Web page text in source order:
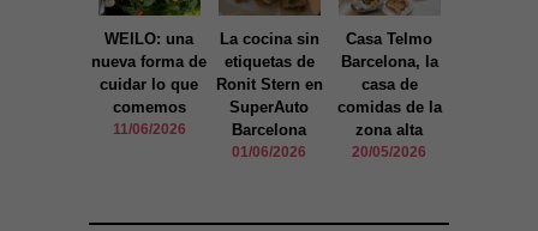
WEILO: una
nueva forma de
cuidar lo que
comemos
11/06/2026
La cocina sin
etiquetas de
Ronit Stern en
SuperAuto
Barcelona
01/06/2026
Casa Telmo
Barcelona, la
casa de
comidas de la
zona alta
20/05/2026
cookies,
funcionalidades
desaparecerán
de la web.
Marketing